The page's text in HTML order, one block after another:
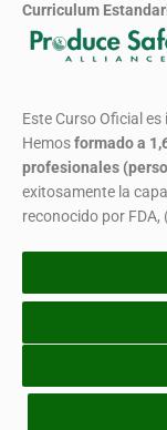
Curriculum
Este Curso Oficial
Hemosformadoa
profesionales
exitosamente la
reconocido por FDA,